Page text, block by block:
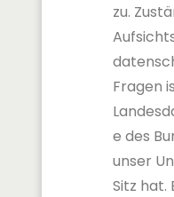
zu.
Fragen
e des
unser
Sitz hat.